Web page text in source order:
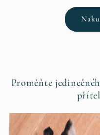
Proměňte